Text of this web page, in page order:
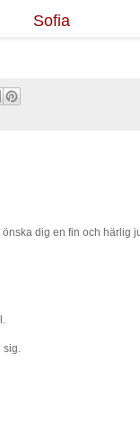
Sofia
dig en fin och härlig
sig.